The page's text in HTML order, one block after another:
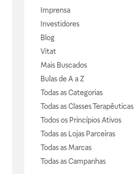
Imprensa
Investidores
Blog
Vitat
Mais Buscados
Bulas de A a Z
Todas as Categorias
Todas as Classes Terapêuticas
Todos os Princípios Ativos
Todas as Lojas Parceiras
Todas as Marcas
Todas as Campanhas